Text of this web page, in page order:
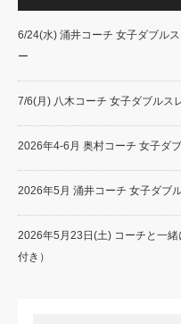
6/24(水) 涌井コーチ 女子ダブル
ー
7/6(月) 八木コーチ 女子ダブルス
2026年4-6月 奥村コーチ 女子ダ
2026年5月 涌井コーチ 女子ダブ
2026年5月23日(土) コーチと一
付き）